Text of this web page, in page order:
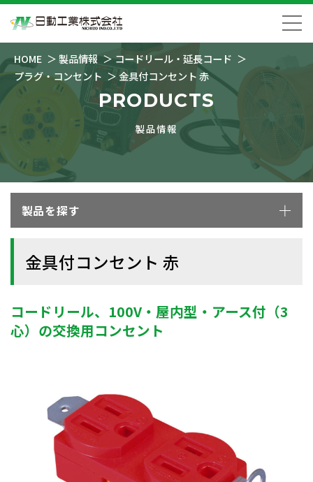
HOME 製品情報
コードリール・延長コード
プラグ・コンセント
金具付コンセント 赤
PRODUCTS
製品情報
製品を探す
金具付コンセント 赤
コードリール、100V・屋内型・アース付（3
心）の交換用コンセント